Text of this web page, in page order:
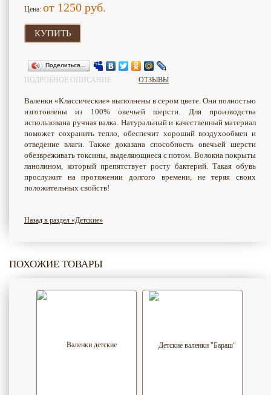
Цена: от 1250 руб.
КУПИТЬ
Поделиться…
ПОДРОБНОЕ ОПИСАНИЕ ОТЗЫВЫ
Валенки «Классические» выполнены в сером цвете. Они полностью
изготовлены из 100% овечьей шерсти. Для производства
использована ручная валка. Натуральный и качественный материал
поможет сохранить тепло, обеспечит хороший воздухообмен и
отведение влаги. Также доказана способность овечьей шерсти
обезвреживать токсины, выделяющиеся с потом. Волокна покрыты
ланолином, который препятствует росту бактерий. Такая обувь
прослужит на протяжении долгого времени, не теряя своих
положительных свойств!
Назад в раздел «Детские»
ПОХОЖИЕ ТОВАРЫ